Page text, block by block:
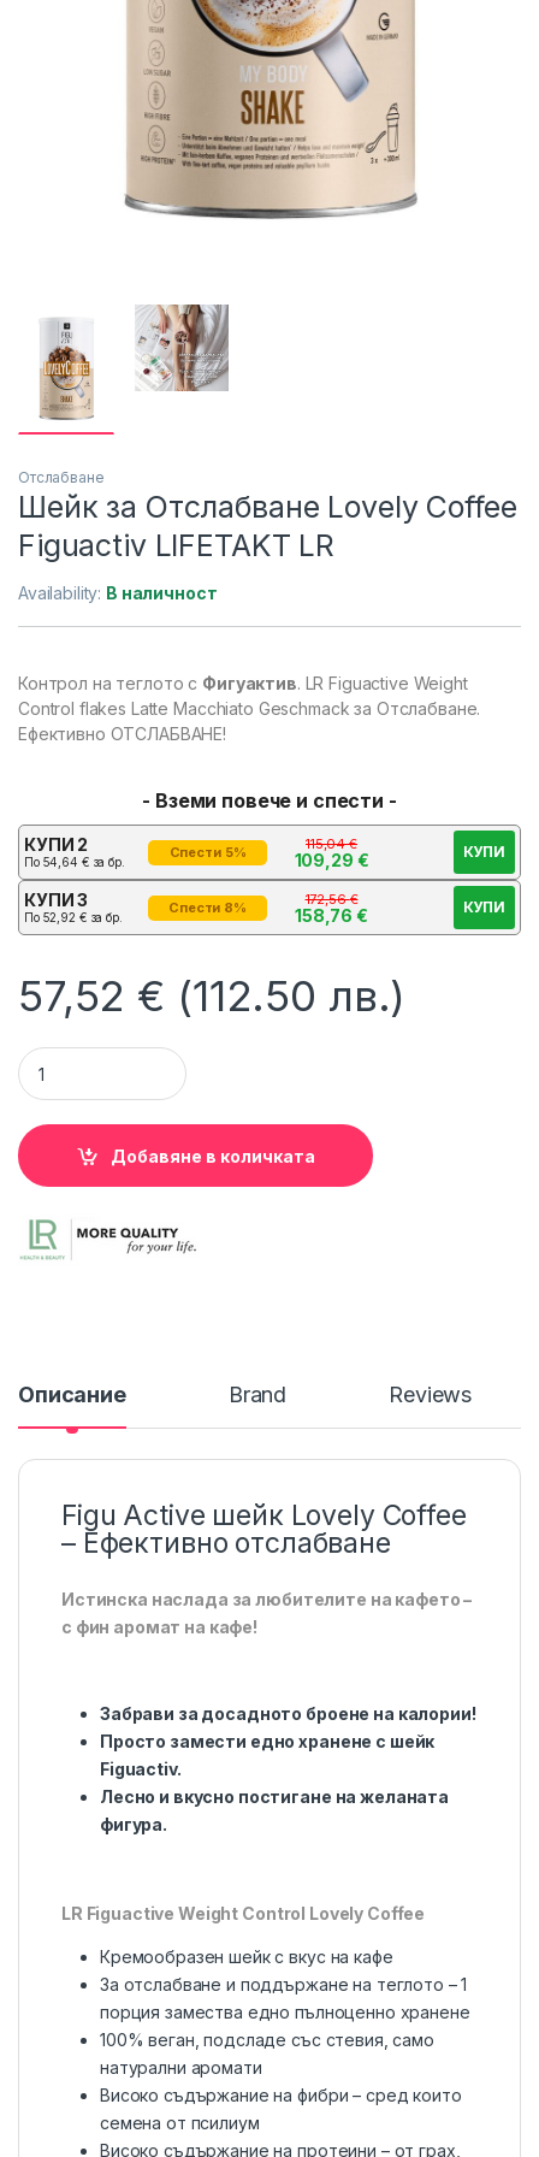
Отслабване
Шейк за Отслабване Lovely Coffee
Figuactiv LIFETAKT LR
Availability: В наличност
Контрол на теглото с Фигуактив. LR Figuactive Weight
Control flakes Latte Macchiato Geschmack за Отслабване.
Ефективно ОТСЛАБВАНЕ!
- Вземи повече и спести -
КУПИ 2
По 54,64 € за бр.
Спести 5% 115,04€
109,29 € КУПИ
КУПИ 3
По 52,92 € за бр.
Спести 8% 172,56€
158,76€ КУПИ
57,52 € (112.50 лв.)
Шейк за Отслабване Lovely Coffee Figuactiv LIFETAKT LR
Добавяне в количката
Описание Brand Reviews
Figu Аctive шейк Lovely Coffee
– Ефективно отслабване
Истинска наслада за любителите на кафето –
с фин аромат на кафе!
Забрави за досадното броене на калории!
Просто замести едно хранене с шейк
Figuactiv.
Лесно и вкусно постигане на желаната
фигура.
LR Figuactive Weight Control Lovely Coffee
Кремообразен шейк с вкус на кафе
За отслабване и поддържане на теглото – 1
порция замества едно пълноценно хранене
100% веган, подсладе със стевия, само
натурални аромати
Високо съдържание на фибри – сред които
семена от псилиум
Високо съдържание на протеини – от грах,